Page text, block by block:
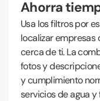
Ahorra
Usa los filtros por
localizar empresas
cerca de ti. La
fotos y
y cumplimiento
servicios de agua